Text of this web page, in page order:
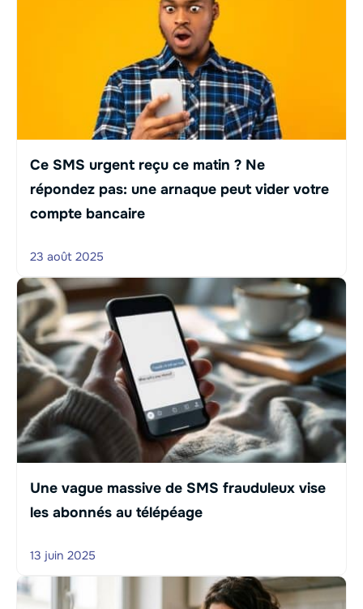
Ce SMS urgent reçu ce matin ? Ne
répondez pas: une arnaque peut vider votre
compte bancaire
23 août 2025
Une vague massive de SMS frauduleux vise
les abonnés au télépéage
13 juin 2025